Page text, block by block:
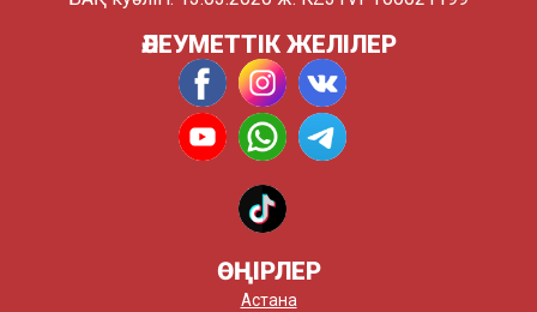
ӘЛЕУМЕТТІК ЖЕЛІЛЕР
ӨҢІРЛЕР
Астана